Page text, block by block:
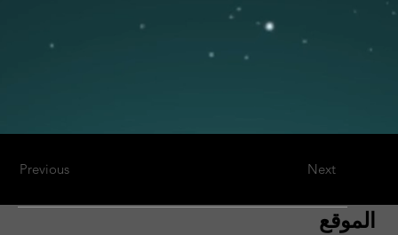
Previous Next
الموقع